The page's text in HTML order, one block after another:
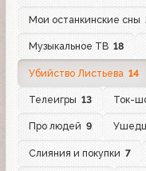
Мои останкинские сны
Музыкальное ТВ 18
Убийство Листьева 14
Телеигры 13 Ток-
Про людей 9
Слияния и покупки 7